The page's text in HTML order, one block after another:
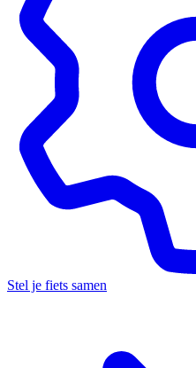
Stel je fiets samen